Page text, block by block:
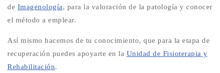
de Imagenología, para la valoración de la patología y conocer
el método a emplear.
Así mismo hacemos de tu conocimiento, que para la etapa de
recuperación puedes apoyarte en la Unidad de Fisioterapia y
Rehabilitación.